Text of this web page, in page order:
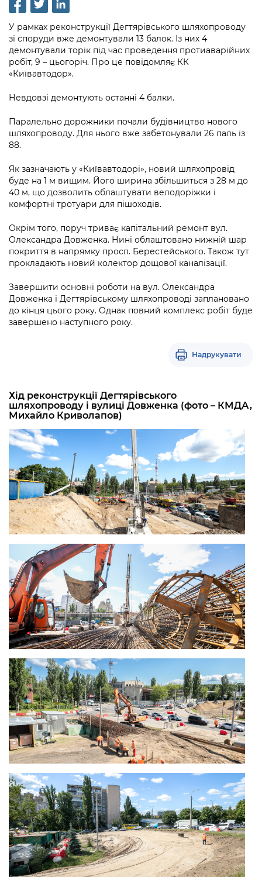
Рішення та розпорядження
Проєкти розпоряджень, що
перебувають на погодженні КМВА
Рішення Київради
Контактна інформація
Графік роботи та прийому громадян
Статистика
Звернення громадян
Промисловість і наука Києва
Підприємства, установи, організації
Kyiv International Relations
Річні звіти
Київська міська військова адміністрація
Освіта та навчальні заклади
Дороги, транспорт та парковки
Навколишнє середовище міста
Бізнес та ліцензування
Безпека та правопорядок
Ритуальні послуги
Іноземцям / For foreigners
Пам'ятки культурної спадщини
Безбар'єрність
Портал послуг
Міський застосунок Київ Цифровий
Громадська експертиза
Громадський бюджет
Консультації з громадськістю
Відкритий бюджет
Допомога учасникам АТО
Рада з питань внутрішньо переміщених
адміністрації
«Ініціатива «Партнерство «Відкритий
Уряд» – місцевий рівень»
Важливе під час воєнного стану
Інформація з обмеженим доступом
Подати запит онлайн
Проекти нормативно-правових та
Питання і відповіді про публічну
інформацію
Порядок оскарження рішень, дій чи
бездіяльності розпорядників інформації
Звіти про опрацювання запитів на
публічну інформацію
Інформація для споживачів
Портал даних Києва
Публічні дашборди
Медіагалерея
Підписатися на новини та анонси від
КМДА / Subscribe to announcements
from the KCSA
Accreditation process
Подати журналістський запит /
Submitting a media request
Зйомки в лікарнях в умовах воєнного
стану / Rules for media coverage of
hospitals at work under martial law
media
Портал Послуг
У рамках реконструкції Дегтярівського шляхопроводу
зі споруди вже демонтували 13 балок. Із них 4
демонтували торік під час проведення протиаварійних
робіт, 9 – цьогоріч. Про це повідомляє КК
«Київавтодор».
Невдовзі демонтують останні 4 балки.
Паралельно дорожники почали будівництво нового
шляхопроводу. Для нього вже забетонували 26 паль із
88.
Як зазначають у «Київавтодорі», новий шляхопровід
буде на 1 м вищим. Його ширина збільшиться з 28 м до
40 м, що дозволить облаштувати велодоріжки і
комфортні тротуари для пішоходів.
Окрім того, поруч триває капітальний ремонт вул.
Олександра Довженка. Нині облаштовано нижній шар
покриття в напрямку просп. Берестейського. Також тут
прокладають новий колектор дощової каналізації.
Завершити основні роботи на вул. Олександра
Довженка і Дегтярівському шляхопроводі заплановано
до кінця цього року. Однак повний комплекс робіт буде
завершено наступного року.
Надрукувати
Хід реконструкції Дегтярівського
шляхопроводу і вулиці Довженка (фото – КМДА,
Михайло Криволапов)